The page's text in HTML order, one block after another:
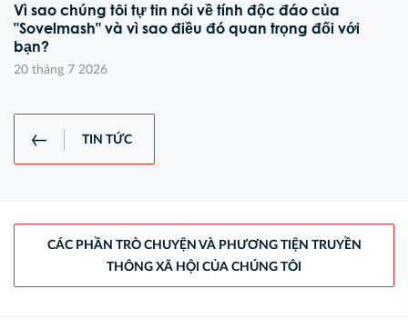
Vì sao chúng tôi tự tin nói về tính độc đáo của
"Sovelmash" và vì sao điều đó quan trọng đối với
bạn?
20 tháng 7 2026
TIN TỨC
CÁC PHẦN TRÒ CHUYỆN VÀ PHƯƠNG TIỆN TRUYỀN
THÔNG XÃ HỘI CỦA CHÚNG TÔI